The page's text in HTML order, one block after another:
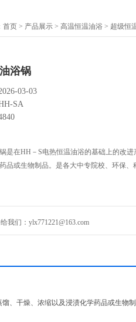
首页 > 产品展示 > 高温恒温油浴 > 超级恒
浴锅
03-03
SA
是在HH－S电热恒温油浴的基础上的改
品或生物制品。是各大中专院校、环保
我们：ylx771221@163.com
、干燥、浓缩以及浸渍化学药品或生物